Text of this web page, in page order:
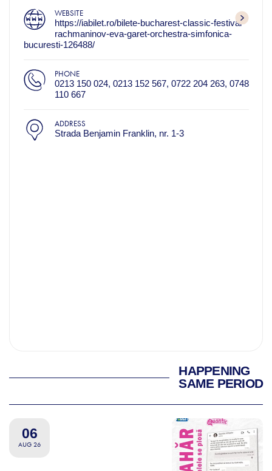
WEBSITE
https://iabilet.ro/bilete-bucharest-classic-festival-
rachmaninov-eva-garet-orchestra-simfonica-
bucuresti-126488/
PHONE
0213 150 024, 0213 152 567, 0722 204 263, 0748
110 667
ADDRESS
Strada Benjamin Franklin, nr. 1-3
HAPPENING
SAME PERIOD
06
AUG 26